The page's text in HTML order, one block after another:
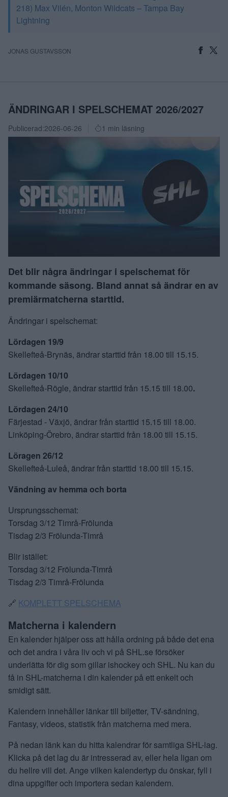
218) Max Vilén, Monton Wildcats – Tampa Bay
Lightning
JONAS GUSTAVSSON
ÄNDRINGAR I SPELSCHEMAT 2026/2027
Publicerad:2026-06-26 1 min läsning
Det blir några ändringar i spelschemat för
kommande säsong. Bland annat så ändrar en av
premiärmatcherna starttid.
Ändringar i spelschemat:
Lördagen 19/9
Skellefteå-Brynäs, ändrar starttid från 18.00 till 15.15.
Lördagen 10/10
Skellefteå-Rögle, ändrar starttid från 15.15 till 18.00.
Lördagen 24/10
Färjestad - Växjö, ändrar från starttid 15.15 till 18.00.
Linköping-Örebro, ändrar starttid från 18.00 till 15.15.
Löragen 26/12
Skellefteå-Luleå, ändrar från starttid 18.00 till 15.15.
Vändning av hemma och borta
Ursprungsschemat:
Torsdag 3/12 Timrå-Frölunda
Tisdag 2/3 Frölunda-Timrå
Blir istället:
Torsdag 3/12 Frölunda-Timrå
Tisdag 2/3 Timrå-Frölunda
🔗 KOMPLETT SPELSCHEMA
Matcherna i kalendern
En kalender hjälper oss att hålla ordning på både det ena
och det andra i våra liv och vi på SHL.se försöker
underlätta för dig som gillar ishockey och SHL. Nu kan du
få in SHL-matcherna i din kalender på ett enkelt och
smidigt sätt.
Kalendern innehåller länkar till biljetter, TV-sändning,
Fantasy, videos, statistik från matcherna med mera.
På nedan länk kan du hitta kalendrar för samtliga SHL-lag.
Klicka på det lag du är intresserad av, eller hela ligan om
du hellre vill det. Ange vilken kalendertyp du önskar, fyll i
dina uppgifter och importera sedan kalendern.